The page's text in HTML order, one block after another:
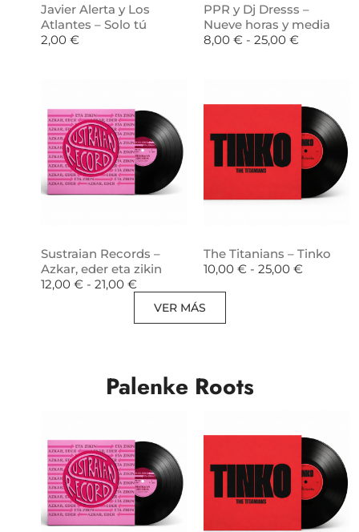
Javier Alerta y Los
Atlantes – Solo tú
2,00 €
PPR y Dj Dresss –
Nueve horas y media
8,00 € - 25,00 €
Sustraian Records –
Azkar, eder eta zikin
12,00 € - 21,00 €
The Titanians – Tinko
10,00 € - 25,00 €
VER MÁS
Palenke Roots